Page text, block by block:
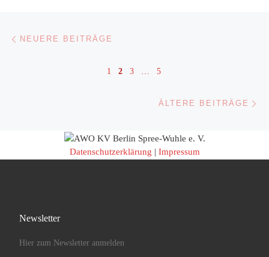
Beitragsnavigation
NEUERE BEITRÄGE
1 2 3 5
ÄLTERE BEITRÄGE
Datenschutzerklärung | Impressum
Newsletter
Hier zum Newsletter anmelden